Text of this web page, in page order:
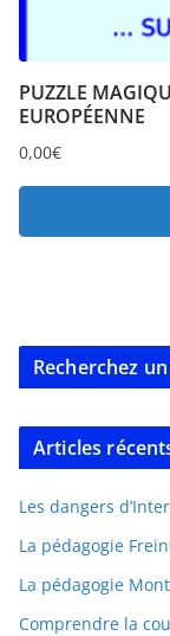
PUZZLE
EUROPÉENNE
0,00€
Recherchez
Articles
Les dangers
La pédagogie
La pédagogie
Comprendre la